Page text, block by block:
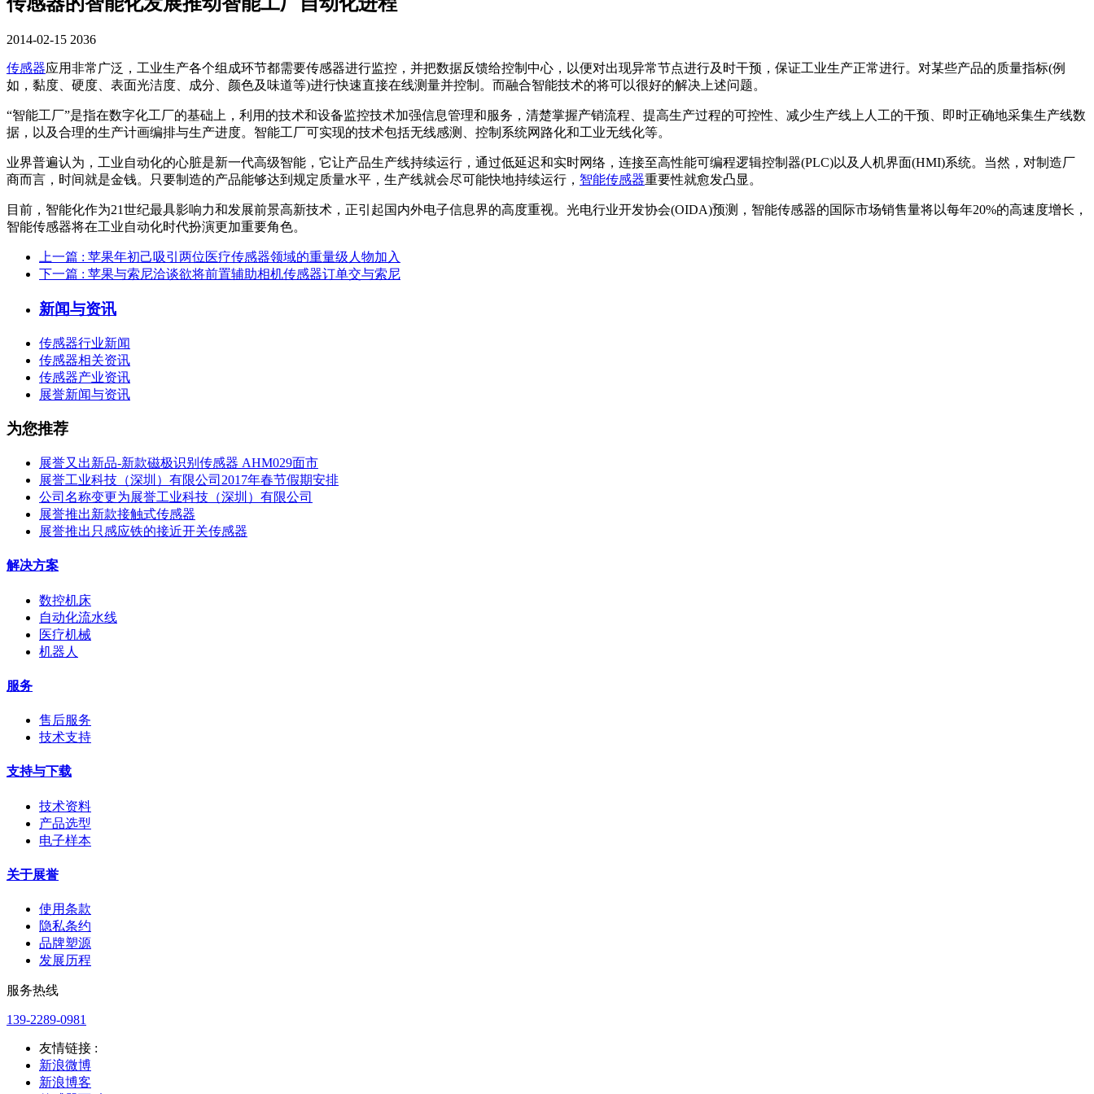
2014-02-15 2036
传感器应用非常广泛，工业生产各个组成环节都需要传感器进行监控，并把数据反馈给控制中心，以便对出现异常节点进行及时干预，保证工业生产正常进行。对某些产品的质量指标(例
如，黏度、硬度、表面光洁度、成分、颜色及味道等)进行快速直接在线测量并控制。而融合智能技术的将可以很好的解决上述问题。
“智能工厂”是指在数字化工厂的基础上，利用的技术和设备监控技术加强信息管理和服务，清楚掌握产销流程、提高生产过程的可控性、减少生产线上人工的干预、即时正确地采集生产线数
据，以及合理的生产计画编排与生产进度。智能工厂可实现的技术包括无线感测、控制系统网路化和工业无线化等。
业界普遍认为，工业自动化的心脏是新一代高级智能，它让产品生产线持续运行，通过低延迟和实时网络，连接至高性能可编程逻辑控制器(PLC)以及人机界面(HMI)系统。当然，对制造厂
商而言，时间就是金钱。只要制造的产品能够达到规定质量水平，生产线就会尽可能快地持续运行， 智能传感器重要性就愈发凸显。
目前，智能化作为21世纪最具影响力和发展前景高新技术，正引起国内外电子信息界的高度重视。光电行业开发协会(OIDA)预测，智能传感器的国际市场销售量将以每年20%的高速度增长，
智能传感器将在工业自动化时代扮演更加重要角色。
上一篇 : 苹果年初己吸引两位医疗传感器领域的重量级人物加入
下一篇 : 苹果与索尼洽谈欲将前置辅助相机传感器订单交与索尼
新闻与资讯
传感器行业新闻
传感器相关资讯
传感器产业资讯
展誉新闻与资讯
为您推荐
展誉又出新品-新款磁极识别传感器 AHM029面市
展誉工业科技（深圳）有限公司2017年春节假期安排
公司名称变更为展誉工业科技（深圳）有限公司
展誉推出新款接触式传感器
展誉推出只感应铁的接近开关传感器
解决方案
数控机床
自动化流水线
医疗机械
机器人
服务
售后服务
技术支持
支持与下载
技术资料
产品选型
电子样本
关于展誉
使用条款
隐私条约
品牌塑源
发展历程
服务热线
139-2289-0981
友情链接 :
新浪微博
新浪博客